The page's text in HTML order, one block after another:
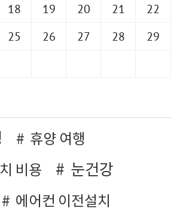
18 19 20 21
22
25 26 27 28
29
휴양 여행
비용
눈건강
에어컨 이전설치